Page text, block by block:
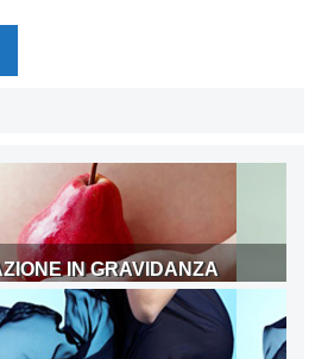
IN GRAVIDANZA